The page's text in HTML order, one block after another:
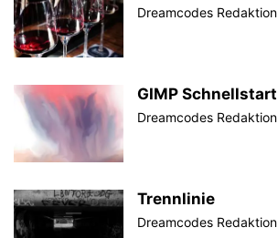
Dreamcodes Redaktion
GIMP Schnellstart
Dreamcodes Redaktion
Trennlinie
Dreamcodes Redaktion